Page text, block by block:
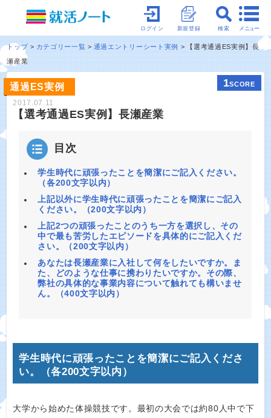
メニュー
検索
新規登録
ログイン
トップ カテゴリー一覧 通過エントリーシート実例
【選考通過ES実例】長
瀬産業
通過ES実例 1SCORE
2017.07.11
【選考通過ES実例】長瀬産業
目次
学生時代に頑張ったことを簡潔にご記入ください。
（各200文字以内）
上記以外に学生時代に頑張ったことを簡潔にご記入
ください。（200文字以内）
上記2つの頑張ったことのうち一方を選択し、その
中で最も苦労したエピソードを具体的にご記入くだ
さい。（200文字以内）
あなたは長瀬産業に入社して何をしたいですか。ま
た、どのような仕事に携わりたいですか。その際、
弊社の具体的な事業内容について触れても構いませ
ん。（400文字以内）
学生時代に頑張ったことを簡潔にご記入くださ
い。（各200文字以内）
大学から始めた体操競技です。最初の大会では約80人中で下